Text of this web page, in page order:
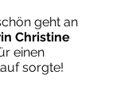
geht an
Christine
einen
sorgte!